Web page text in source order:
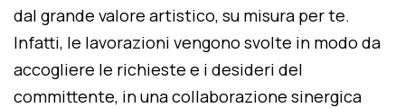
dal grande valore artistico, su misura per te.
Infatti, le lavorazioni vengono svolte in modo da
accogliere le richieste e i desideri del
committente, in una collaborazione sinergica